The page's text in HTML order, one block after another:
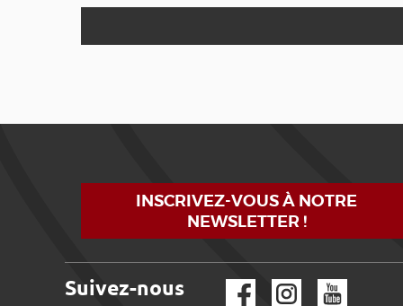
INSCRIVEZ-VOUS À NOTRE
NEWSLETTER !
Suivez-nous